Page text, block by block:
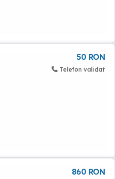
50 RON
Telefon validat
860 RON